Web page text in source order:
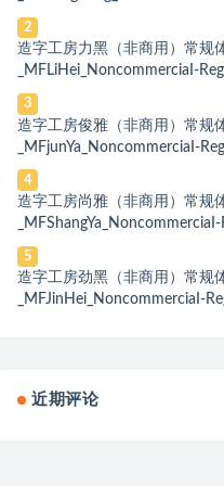
2
造字工房力黑（非商用）常规
_MFLiHei_NoncommerciaI-
3
造字工房俊雅（非商用）常规
_MFjunYa_NoncommerciaI-
4
造字工房尚雅（非商用）常规
5
造字工房劲黑（非商用）常规
_MFJinHei_NoncommerciaI-
近期评论